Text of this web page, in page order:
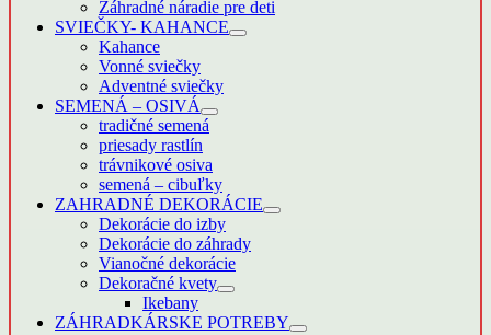
Záhradné náradie pre deti
SVIEČKY- KAHANCE
Kahance
Vonné sviečky
Adventné sviečky
SEMENÁ – OSIVÁ
tradičné semená
priesady rastlín
trávnikové osiva
semená – cibuľky
ZAHRADNÉ DEKORÁCIE
Dekorácie do izby
Dekorácie do záhrady
Vianočné dekorácie
Dekoračné kvety
Ikebany
ZÁHRADKÁRSKE POTREBY